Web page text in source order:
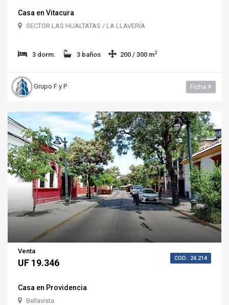
Casa en Vitacura
SECTOR LAS HUALTATAS / LA LLAVERÍA
3 dorm. 3 baños 200 / 300 m2
Grupo F y P Ficha
Venta
UF 19.346 COD.: 24.214
Casa en Providencia
Bellavista